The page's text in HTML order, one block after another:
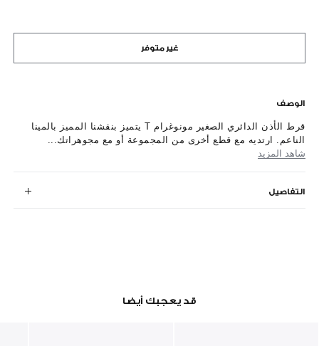
غير متوفر
الوصف
قرط الأذن الدائري الصغير مونوغرام T يتميز بنقشنا المميز بالمينا
الناعم. ارتديه مع قطع أخرى من المجموعة أو مع مجوهراتك...
شاهد المزيد
التفاصيل
قد يعجبك أيضا